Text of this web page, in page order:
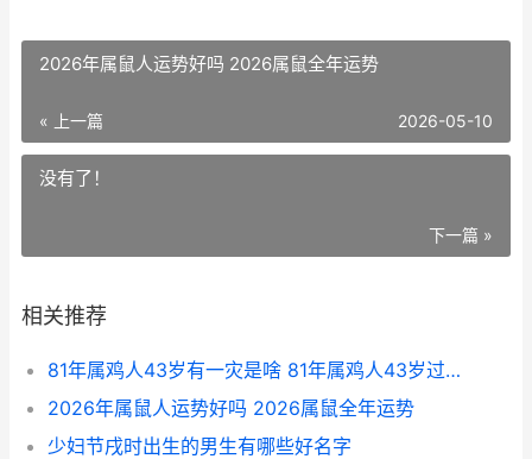
2026年属鼠人运势好吗 2026属鼠全年运势
« 上一篇 2026-05-10
没有了！
下一篇 »
相关推荐
81年属鸡人43岁有一灾是啥 81年属鸡人43岁过七劫
2026年属鼠人运势好吗 2026属鼠全年运势
少妇节戌时出生的男生有哪些好名字